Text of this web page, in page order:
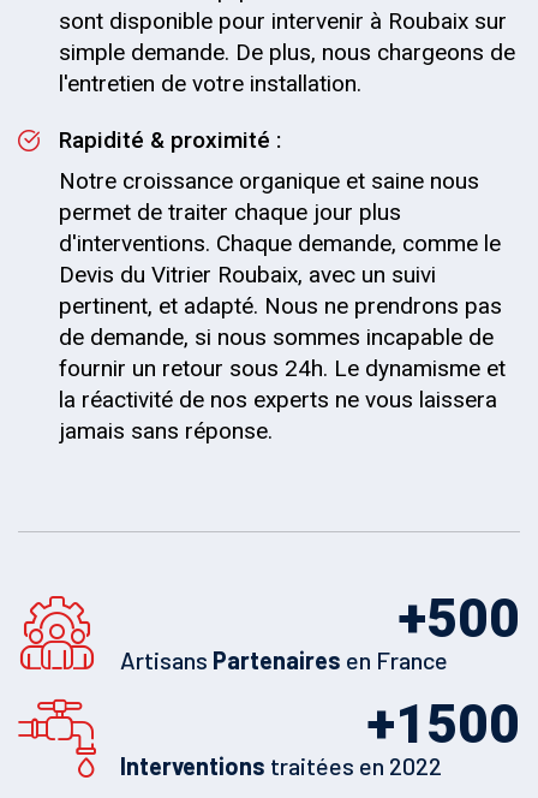
sont disponible pour intervenir à Roubaix sur
simple demande. De plus, nous chargeons de
l'entretien de votre installation.
Rapidité & proximité :
Notre croissance organique et saine nous
permet de traiter chaque jour plus
d'interventions. Chaque demande, comme le
Devis du Vitrier Roubaix, avec un suivi
pertinent, et adapté. Nous ne prendrons pas
de demande, si nous sommes incapable de
fournir un retour sous 24h. Le dynamisme et
la réactivité de nos experts ne vous laissera
jamais sans réponse.
500
+
Artisans Partenaires en France
1500
+
Interventions traitées en 2022